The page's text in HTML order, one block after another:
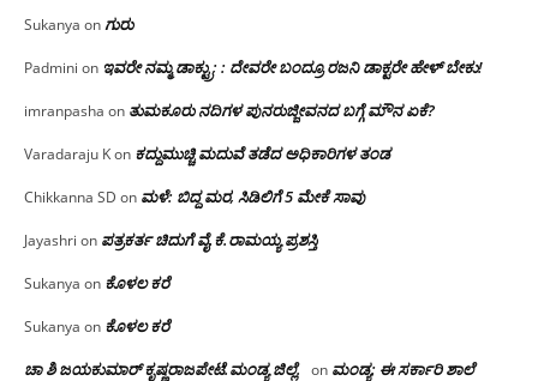
Sukanya onಗುರು
Padmini on ಇವರೇ ನಮ್ಮ ಡಾಕ್ಟ್ರು; : ದೇವರೇ ಬಂದ್ರೂ ರಜನಿ ಡಾಕ್ಟರೇ ಹೇಳ್ ಬೇಕು!
imranpasha on ತುಮಕೂರು ನದಿಗಳ ಪುನರುಜ್ಜೀವನದ ಬಗ್ಗೆ ಮೌನ ಏಕೆ?
Varadaraju Kon ಕದ್ದುಮುಚ್ಚಿ ಮದುವೆ ತಡೆದ ಅಧಿಕಾರಿಗಳ ತಂಡ
Chikkanna SD on ಮಳೆ: ಬಿದ್ದ ಮರ, ಸಿಡಿಲಿಗೆ 5 ಮೇಕೆ ಸಾವು
Jayashri on ಪತ್ರಕರ್ತ ಚಿದುಗೆ ವೈ.ಕೆ.ರಾಮಯ್ಯ ಪ್ರಶಸ್ತಿ
Sukanya on ಕೊಳಲ ಕರೆ
Sukanya on ಕೊಳಲ ಕರೆ
ಚಾ ಶಿ ಜಯಕುಮಾರ್ ಕೃಷ್ಣರಾಜಪೇಟೆ.ಮಂಡ್ಯ ಜಿಲ್ಲೆ. on ಮಂಡ್ಯ: ಈ ಸರ್ಕಾರಿ ಶಾಲೆ